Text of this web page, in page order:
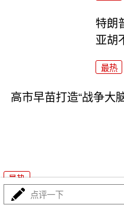
特朗
亚胡
最热
高市早苗打造“战争大
最热
报复来了！苏-57雷霆
点评一下